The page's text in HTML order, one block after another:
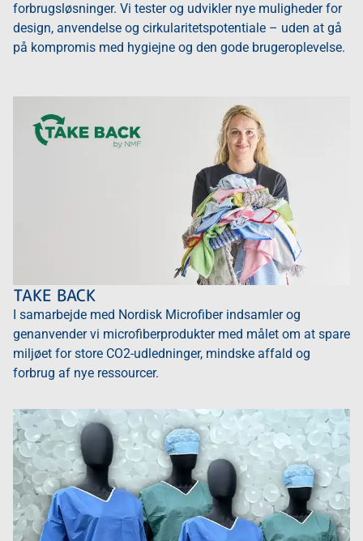
forbrugsløsninger. Vi tester og udvikler nye muligheder for
design, anvendelse og cirkularitetspotentiale – uden at gå
på kompromis med hygiejne og den gode brugeroplevelse.
TAKE BACK
I samarbejde med Nordisk Microfiber indsamler og
genanvender vi microfiberprodukter med målet om at spare
miljøet for store CO2-udledninger, mindske affald og
forbrug af nye ressourcer.